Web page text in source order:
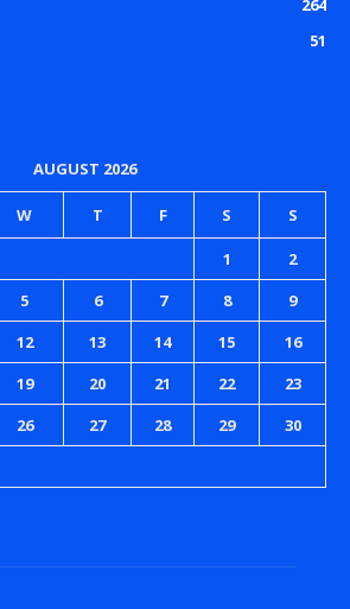
51
AUGUST 2026
W T F S S
1
2
5 6 7 8
9
12 13 14 15
16
19 20 21 22
23
26 27 28 29
30